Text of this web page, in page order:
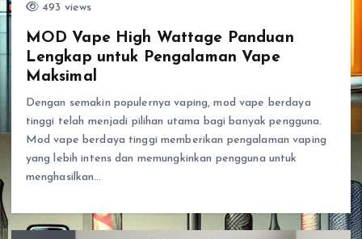
493 views
MOD Vape High Wattage Panduan
Lengkap untuk Pengalaman Vape
Maksimal
Dengan semakin populernya vaping, mod vape berdaya
tinggi telah menjadi pilihan utama bagi banyak pengguna.
Mod vape berdaya tinggi memberikan pengalaman vaping
yang lebih intens dan memungkinkan pengguna untuk
menghasilkan…